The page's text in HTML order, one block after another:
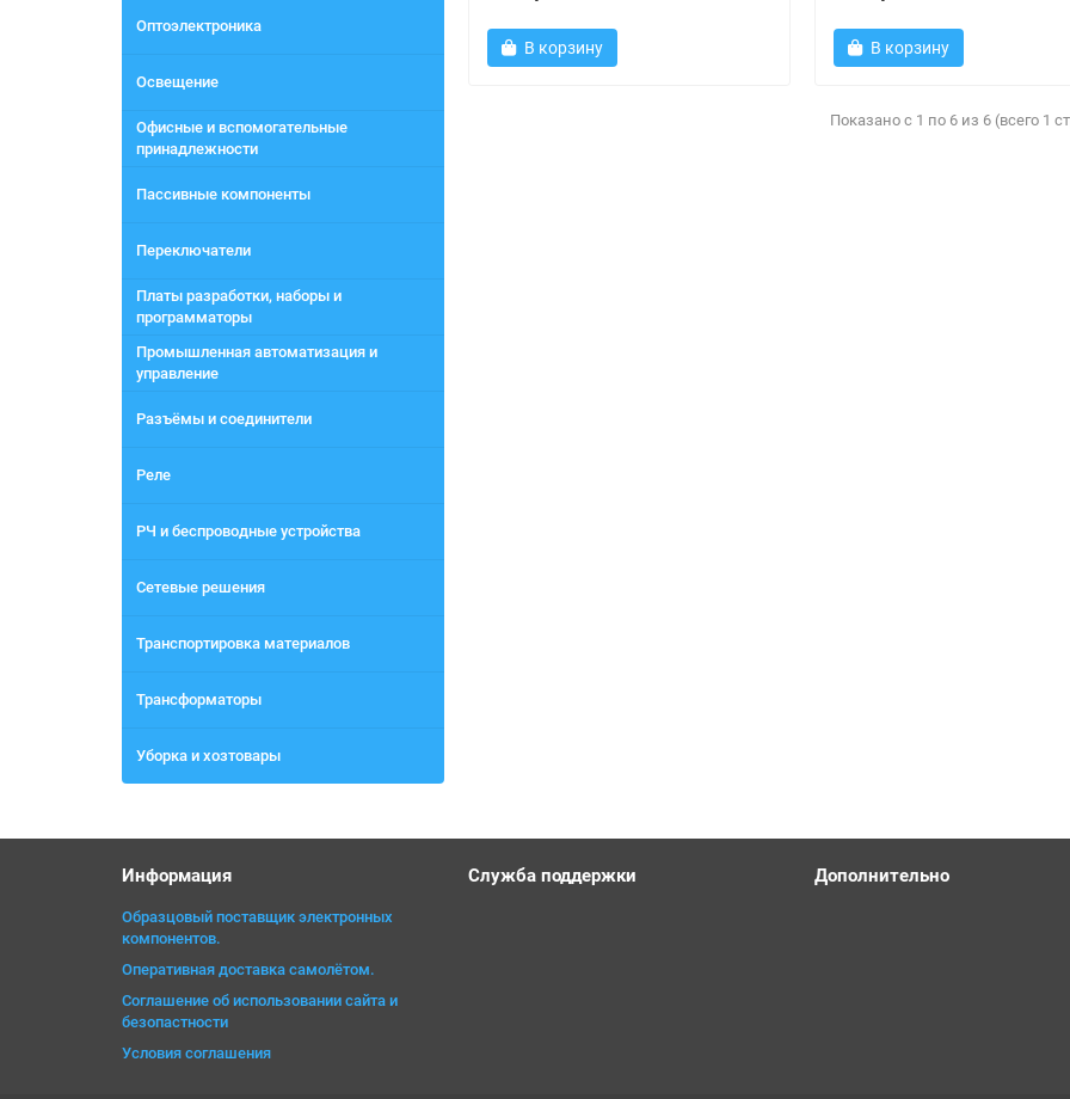
Оптоэлектроника
Освещение
Офисные и вспомогательные
принадлежности
Пассивные компоненты
Переключатели
Платы разработки, наборы и
программаторы
Промышленная автоматизация и
управление
Разъёмы и соединители
Реле
РЧ и беспроводные устройства
Сетевые решения
Транспортировка материалов
Трансформаторы
Уборка и хозтовары
В корзину В корзину
Показано с 1 по 6 из 6 (всего 1
Информация
Образцовый поставщик электронных
компонентов.
Оперативная доставка самолётом.
Соглашение об использовании сайта и
безопастности
Условия соглашения
Служба поддержки Дополнительно